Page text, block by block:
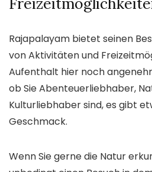
Rajapalayam bietet seinen
von Aktivitäten und
Aufenthalt hier noch
ob Sie Abenteuerliebhaber,
Kulturliebhaber sind, es gibt
Geschmack.
Wenn Sie gerne die Natur